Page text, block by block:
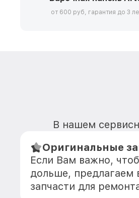
от 600 руб, гарантия до 3
В нашем
Оригинальные
Если Вам важно,
дольше, предлагаем
запчасти для